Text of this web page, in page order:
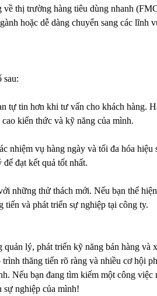
thị trường hàng tiêu dùng nhanh
hoặc dễ dàng chuyển sang các lĩnh
sau:
tự tin hơn khi tư vấn cho khách hàng.
kiến thức và kỹ năng của mình.
nhiệm vụ hàng ngày và tối đa hóa hiệu
đạt kết quả tốt nhất.
những thử thách mới. Nếu bạn thể
tiến và phát triển sự nghiệp tại công ty.
lý, phát triển kỹ năng bán hàng và
thăng tiến rõ ràng và nhiều cơ hội
Nếu bạn đang tìm kiếm một công việc
sự nghiệp của mình!